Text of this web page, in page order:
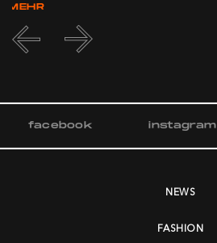
MEHR
facebook instagram
NEWS
FASHION